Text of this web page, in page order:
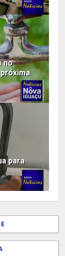
no
para